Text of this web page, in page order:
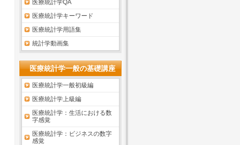
医療統計学QA
医療統計学キーワード
医療統計学用語集
統計学動画集
医療統計学一般の基礎講座
医療統計学一般初級編
医療統計学上級編
医療統計学：生活における数
字感覚
医療統計学：ビジネスの数字
感覚